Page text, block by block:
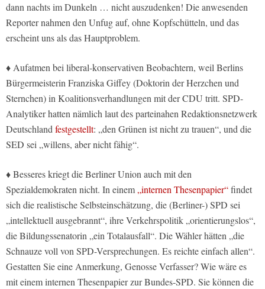
dann nachts im Dunkeln … nicht auszudenken! Die anwesenden
Reporter nahmen den Unfug auf, ohne Kopfschütteln, und das
erscheint uns als das Hauptproblem.
♦ Aufatmen bei liberal-konservativen Beobachtern, weil Berlins
Bürgermeisterin Franziska Giffey (Doktorin der Herzchen und
Sternchen) in Koalitionsverhandlungen mit der CDU tritt. SPD-
Analytiker hatten nämlich laut des parteinahen Redaktionsnetzwerk
Deutschlandfestgestellt: „den Grünen ist nicht zu trauen“, und die
SED sei „willens, aber nicht fähig“.
♦ Besseres kriegt die Berliner Union auch mit den
Spezialdemokraten nicht. In einem„internen Thesenpapier“findet
sich die realistische Selbsteinschätzung, die (Berliner-) SPD sei
„intellektuell ausgebrannt“, ihre Verkehrspolitik „orientierungslos“,
die Bildungssenatorin „ein Totalausfall“. Die Wähler hätten „die
Schnauze voll von SPD-Versprechungen. Es reichte einfach allen“.
Gestatten Sie eine Anmerkung, Genosse Verfasser? Wie wäre es
mit einem internen Thesenpapier zur Bundes-SPD. Sie können die